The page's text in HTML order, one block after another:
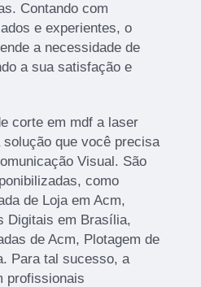
Contando com
e experientes, o
a necessidade de
a sua satisfação e
corte em mdf a laser
que você precisa
Visual. São
como
de Loja em Acm,
Digitais em Brasília,
de Acm, Plotagem de
Para tal sucesso, a
profissionais